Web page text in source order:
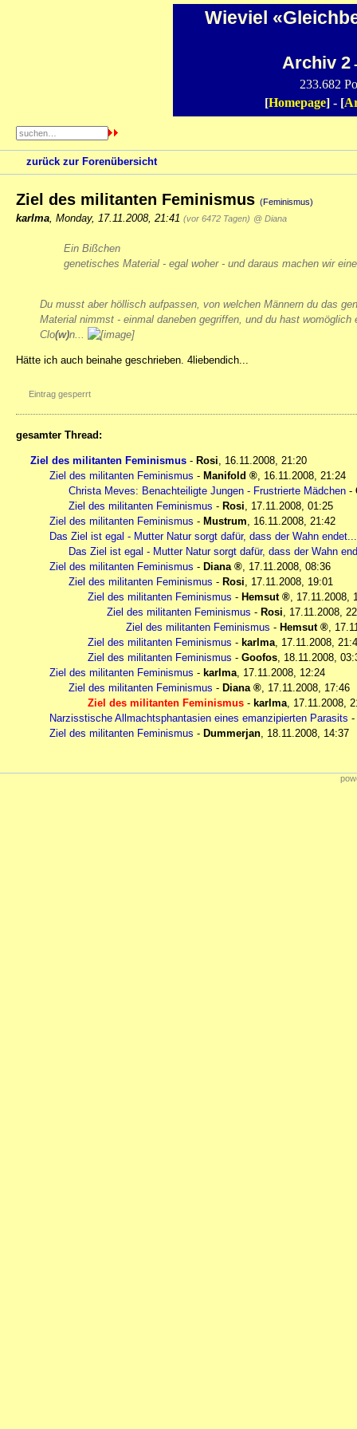
Wieviel
Archiv 2
233.682
[Homepage] - [
zurück zur Forenübersicht
Ziel des militanten Feminismus (Feminismus)
karlma Monday, 17.11.2008, 21:41 (vor 6472 Tagen) @ Diana
Ein Bißchen
genetisches Material - egal woher - und daraus machen wir
Du musst aber höllisch aufpassen, von welchen Männern du das
Material nimmst - einmal daneben gegriffen, und du hast womöglich
Clo(w)n...
Hätte ich auch beinahe geschrieben. 4liebendich...
Eintrag gesperrt
gesamter Thread:
Ziel des militanten Feminismus - Rosi, 16.11.2008, 21:20
Ziel des militanten Feminismus - Manifold , 16.11.2008, 21:24
Christa Meves: Benachteiligte Jungen - Frustrierte Mädchen -
Ziel des militanten Feminismus - Rosi, 17.11.2008, 01:25
Ziel des militanten Feminismus - Mustrum, 16.11.2008, 21:42
Das Ziel ist egal - Mutter Natur sorgt dafür, dass der Wahn
Das Ziel ist egal - Mutter Natur sorgt dafür, dass der Wahn
Ziel des militanten Feminismus - Diana , 17.11.2008, 08:36
Ziel des militanten Feminismus - Rosi, 17.11.2008, 19:01
Ziel des militanten Feminismus - Hemsut , 17.11.2008,
Ziel des militanten Feminismus - Rosi, 17.11.2008,
Ziel des militanten Feminismus - Hemsut ,
Ziel des militanten Feminismus - karlma, 17.11.2008,
Ziel des militanten Feminismus - Goofos, 18.11.2008,
Ziel des militanten Feminismus - karlma, 17.11.2008, 12:24
Ziel des militanten Feminismus - Diana , 17.11.2008, 17:46
Ziel des militanten Feminismus - karlma, 17.11.2008,
Narzisstische Allmachtsphantasien eines emanzipierten Parasits -
Ziel des militanten Feminismus - Dummerjan, 18.11.2008, 14:37